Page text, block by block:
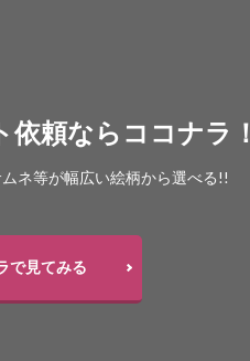
依頼ならココナラ！
ネ等が幅広い絵柄から選べる!!
で見てみる